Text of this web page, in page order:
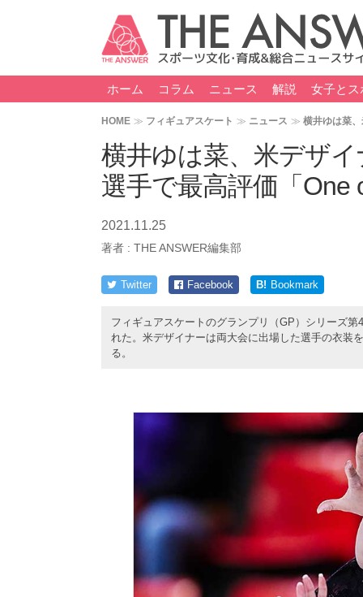
ホーム コラム ニュース 解説 女子とス
HOME フィギュアスケート ニュース 横井ゆは菜
横井ゆは菜、米デザ
選手で最高評価「One
2021.11.25
著者 : THE ANSWER編集部
Twitter Facebook B! Bookmark
フィギュアスケートのグランプリ（GP）シリーズ
れた。米デザイナーは両大会に出場した選手の衣装
る。